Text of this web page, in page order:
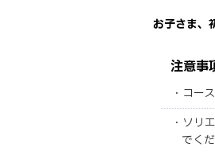
お子さま、
注意事
・コー
・ソリ
でく